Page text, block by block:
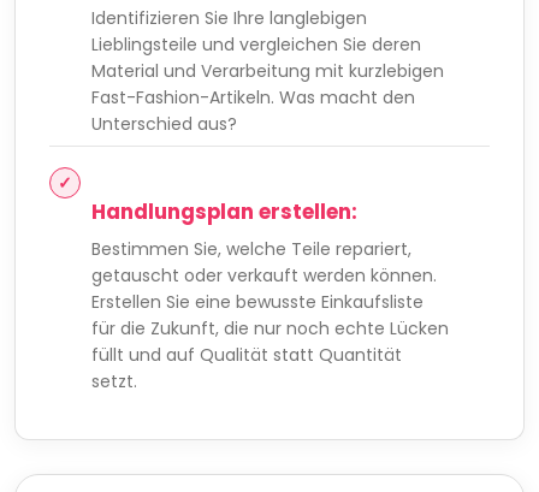
Identifizieren Sie Ihre langlebigen
Lieblingsteile und vergleichen Sie deren
Material und Verarbeitung mit kurzlebigen
Fast-Fashion-Artikeln. Was macht den
Unterschied aus?
Handlungsplan erstellen:
Bestimmen Sie, welche Teile repariert,
getauscht oder verkauft werden können.
Erstellen Sie eine bewusste Einkaufsliste
für die Zukunft, die nur noch echte Lücken
füllt und auf Qualität statt Quantität
setzt.